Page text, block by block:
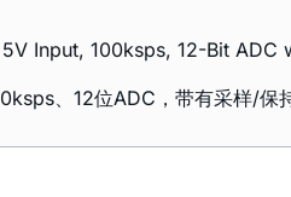
Input, 100ksps, 12-Bit
、12位ADC，带有采样/保